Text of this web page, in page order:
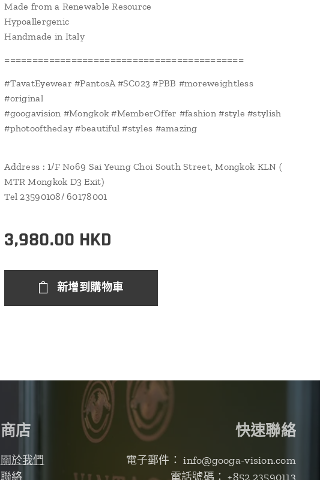
Made from a Renewable Resource
Hypoallergenic
Handmade in Italy
===========================================
#TavatEyewear #PantosA #SC023 #PBB #moreweightless
#original
#googavision #Mongkok #MemberOffer #fashion #style #stylish
#photooftheday #beautiful #styles #amazing
Address : 1/F No69 Sai Yeung Choi South Street, Mongkok KLN (
MTR Mongkok D3 Exit)
Tel 23590108/ 60178001
3,980.00 HKD
新增到購物車
商店
關於我們
聯絡
快速聯絡
電子郵件： info@googa-vision.com
電話號碼： +852 23590113